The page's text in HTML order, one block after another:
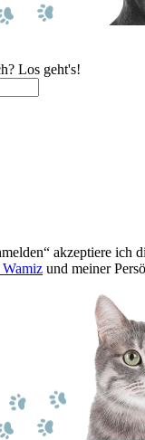
Los geht's!
akzeptiere ich
und meiner